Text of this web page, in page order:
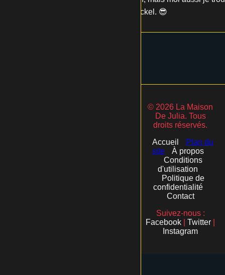
nickel. 😎
© 2026 La Maison
De Julia. Tous
droits réservés.
Accueil
Plan du
site
À propos
Conditions
d'utilisation
Politique de
confidentialité
Contact
Suivez-nous :
Facebook
Twitter
Instagram